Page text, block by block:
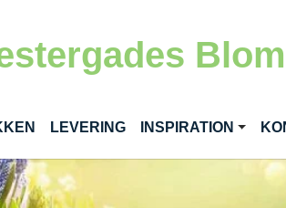
LEVERING INSPIRATION